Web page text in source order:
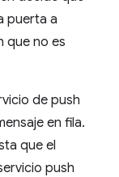
puerta a
que no es
de push
en fila.
que el
push